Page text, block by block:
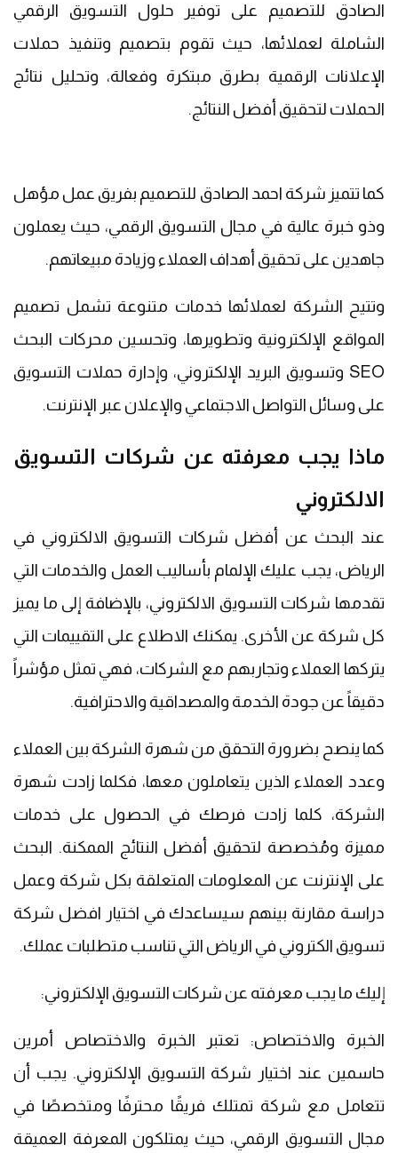
الصادق للتصميم على توفير حلول التسويق الرقمي
الشاملة لعملائها، حيث تقوم بتصميم وتنفيذ حملات
الإعلانات الرقمية بطرق مبتكرة وفعالة، وتحليل نتائج
الحملات لتحقيق أفضل النتائج.
كما تتميز شركة احمد الصادق للتصميم بفريق عمل مؤهل
وذو خبرة عالية في مجال التسويق الرقمي، حيث يعملون
جاهدين على تحقيق أهداف العملاء وزيادة مبيعاتهم.
وتتيح الشركة لعملائها خدمات متنوعة تشمل تصميم
المواقع الإلكترونية وتطويرها، وتحسين محركات البحث
SEO وتسويق البريد الإلكتروني، وإدارة حملات التسويق
على وسائل التواصل الاجتماعي والإعلان عبر الإنترنت.
ماذا يجب معرفته عن شركات التسويق
الالكتروني
عند البحث عن أفضل شركات التسويق الالكتروني في
الرياض، يجب عليك الإلمام بأساليب العمل والخدمات التي
تقدمها شركات التسويق الالكتروني، بالإضافة إلى ما يميز
كل شركة عن الأخرى. يمكنك الاطلاع على التقييمات التي
يتركها العملاء وتجاربهم مع الشركات، فهي تمثل مؤشراً
دقيقاً عن جودة الخدمة والمصداقية والاحترافية.
كما ينصح بضرورة التحقق من شهرة الشركة بين العملاء
وعدد العملاء الذين يتعاملون معها، فكلما زادت شهرة
الشركة، كلما زادت فرصك في الحصول على خدمات
مميزة ومُخصصة لتحقيق أفضل النتائج الممكنة. البحث
على الإنترنت عن المعلومات المتعلقة بكل شركة وعمل
دراسة مقارنة بينهم سيساعدك في اختيار افضل شركة
تسويق الكتروني في الرياض التي تناسب متطلبات عملك.
إليك ما يجب معرفته عن شركات التسويق الإلكتروني:
الخبرة والاختصاص: تعتبر الخبرة والاختصاص أمرين
حاسمين عند اختيار شركة التسويق الإلكتروني. يجب أن
تتعامل مع شركة تمتلك فريقًا محترفًا ومتخصصًا في
مجال التسويق الرقمي، حيث يمتلكون المعرفة العميقة